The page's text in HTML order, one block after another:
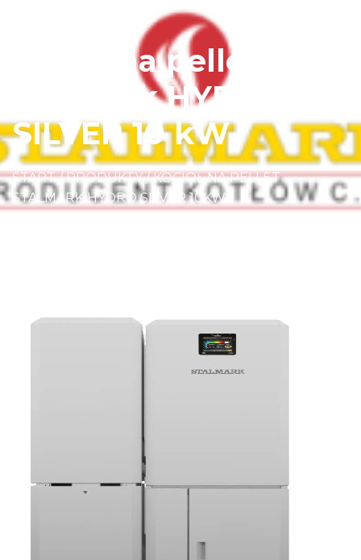
Kocioł na pellet
Stalmark HYDRO
SILVER 10 kW
START / PRODUKTY / KOCIOŁ NA PELLET
STALMARK HYDRO SILVER 10KW